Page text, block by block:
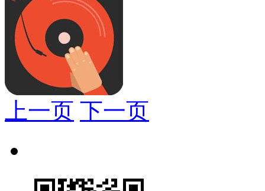
上一页 下一页